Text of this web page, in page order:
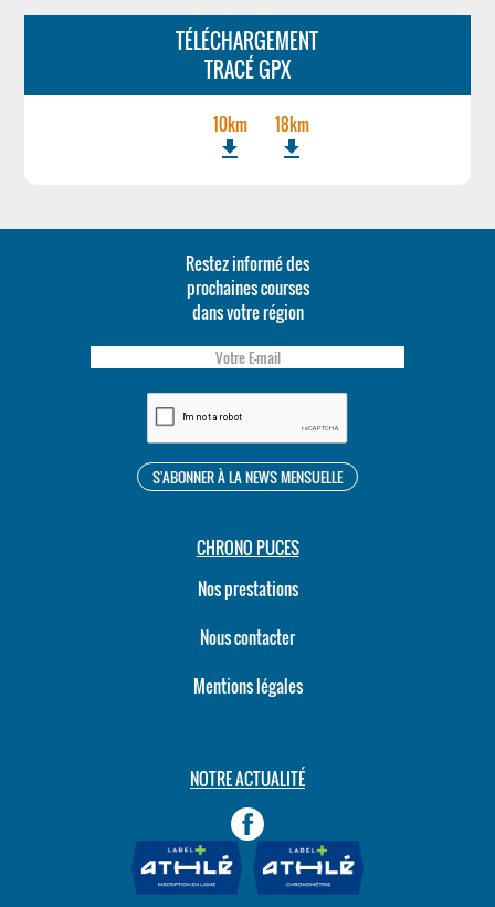
TÉLÉCHARGEMENT
TRACÉ GPX
10km
file_download
18km
file_download
Restez informé des
prochaines courses
dans votre région
CHRONO PUCES
Nos prestations
Nous contacter
Mentions légales
NOTRE ACTUALITÉ